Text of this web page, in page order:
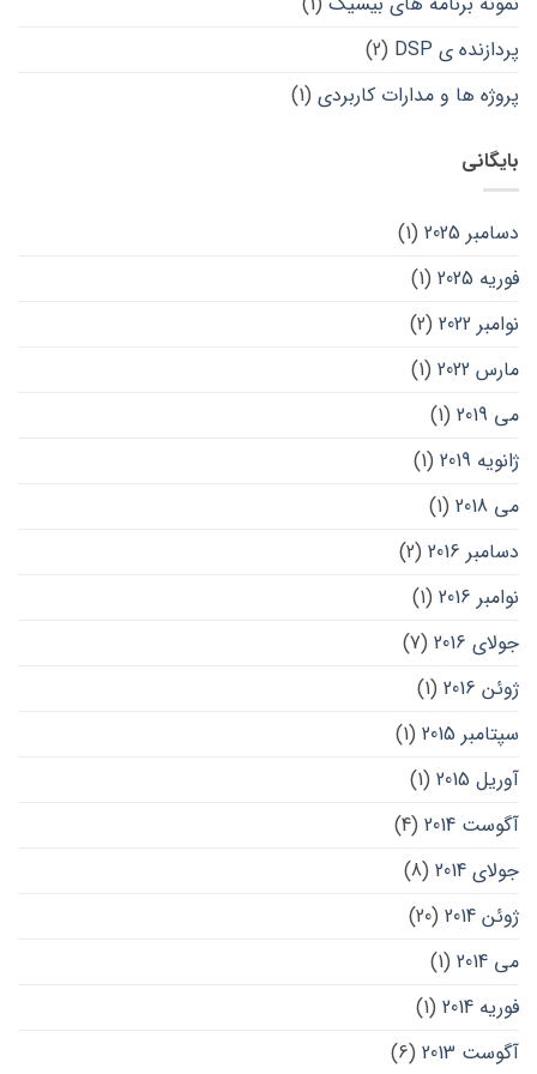
پردازنده ی DSP
(2)
پروژه ها و مدارات کاربردی (1)
بایگانی
دسامبر 2025
(1)
فوریه 2025
(1)
نوامبر 2022
(2)
مارس 2022
(1)
می 2019
(1)
ژانویه 2019
(1)
می 2018
(1)
دسامبر 2016
(2)
نوامبر 2016
(1)
جولای 2016
(7)
ژوئن 2016
(1)
سپتامبر 2015
(1)
آوریل 2015
(1)
آگوست 2014
(4)
جولای 2014
(8)
ژوئن 2014
(20)
می 2014
(1)
فوریه 2014
(1)
آگوست 2013
(6)